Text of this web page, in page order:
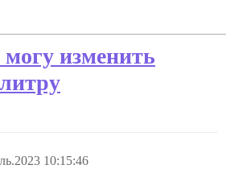
изменить
10:15:46